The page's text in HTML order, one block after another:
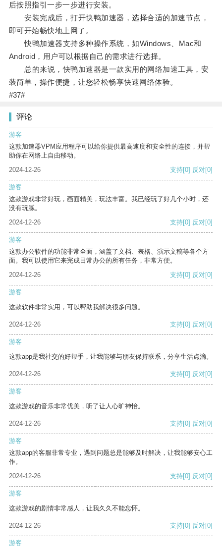
后按照指引一步一步进行安装。
安装完成后，打开快鸭加速器，选择合适的加速节点，
即可开始畅快地上网了。
快鸭加速器支持多种操作系统，如Windows、Mac和
Android，用户可以根据自己的需求进行选择。
总的来说，快鸭加速器是一款实用的网络加速工具，安
装简单，操作便捷，让您轻松畅享快速网络体验。
#37#
评论
游客
这款加速器VPM应用程序可以给你提供最高速度和安全性的连接，并帮
助你在网络上自由移动。
2024-12-26
支持[0] 反对[0]
游客
这款游戏非常好玩，画面精美，玩法丰富。我已经玩了好几个小时，还
没有玩腻。
2024-12-26
支持[0] 反对[0]
游客
这款办公软件的功能非常全面，涵盖了文档、表格、演示文稿等各个方
面。我可以使用它来完成日常办公的所有任务，非常方便。
2024-12-26
支持[0] 反对[0]
游客
这款软件非常实用，可以帮助我解决很多问题。
2024-12-26 支持[0] 反对[0]
游客
这款app是我社交的好帮手，让我能够与朋友保持联系，分享生活点滴。
2024-12-26 支持[0] 反对[0]
游客
这款游戏的音乐非常优美，听了让人心旷神怡。
2024-12-26 支持[0] 反对[0]
游客
这款app的客服非常专业，遇到问题总是能够及时解决，让我能够安心工
作。
2024-12-26
支持[0] 反对[0]
游客
这款游戏的剧情非常感人，让我久久不能忘怀。
2024-12-26 支持[0] 反对[0]
游客